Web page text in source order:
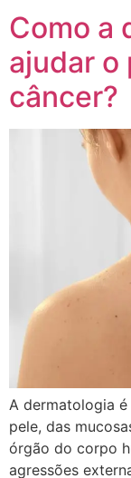
Como a
ajudar o
câncer?
A dermatologia
pele, das
órgão do corpo
agressões